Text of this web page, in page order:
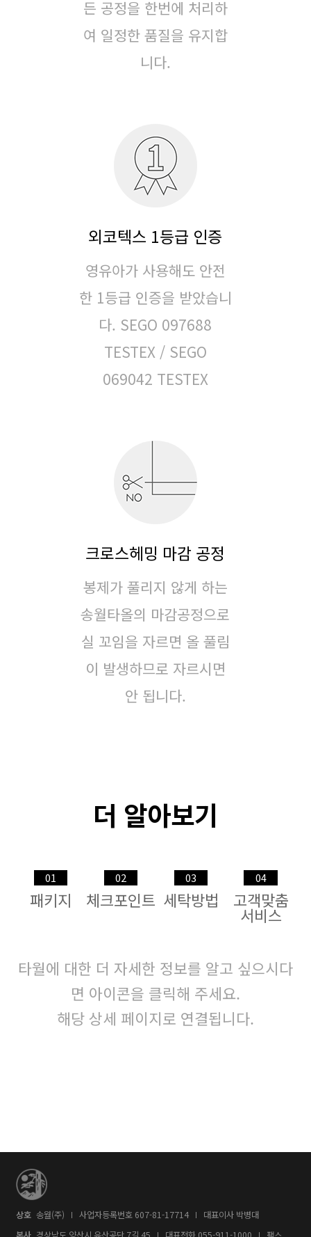
든 공정을 한번에 처리하
여 일정한 품질을 유지합
니다.
외코텍스 1등급 인증
영유아가 사용해도 안전
한 1등급 인증을 받았습니
다. SEGO 097688
TESTEX / SEGO
069042 TESTEX
크로스헤밍 마감 공정
봉제가 풀리지 않게 하는
송월타올의 마감공정으로
실 꼬임을 자르면 올 풀림
이 발생하므로 자르시면
안 됩니다.
더 알아보기
01
패키지
02
체크포인트
03
세탁방법
04
고객맞춤
서비스
타월에 대한 더 자세한 정보를 알고 싶으시다
면 아이콘을 클릭해 주세요.
해당 상세 페이지로 연결됩니다.
상호 송월(주) 사업자등록번호 607-81-17714
대표이사 박병대